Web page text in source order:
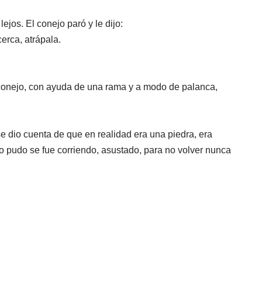
El conejo paró y le dijo:
atrápala.
con ayuda de una rama y a modo de palanca,
cuenta de que en realidad era una piedra, era
se fue corriendo, asustado, para no volver nunca